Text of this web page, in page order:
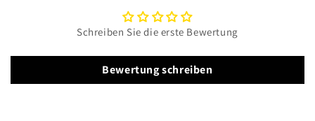
Schreiben Sie die erste Bewertung
Bewertung schreiben